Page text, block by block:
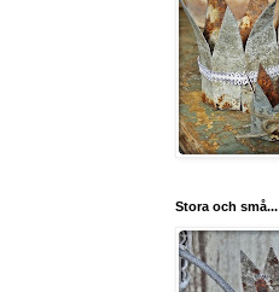
Stora och små...